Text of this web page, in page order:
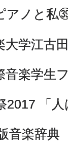
ノと私
学江古
楽学生
「
音楽辞